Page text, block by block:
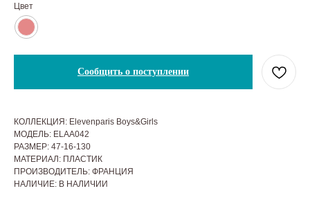
Цвет
Сообщить о поступлении
КОЛЛЕКЦИЯ: Elevenparis Boys&Girls
МОДЕЛЬ: ELAA042
РАЗМЕР: 47-16-130
МАТЕРИАЛ: ПЛАСТИК
ПРОИЗВОДИТЕЛЬ: ФРАНЦИЯ
НАЛИЧИЕ: В НАЛИЧИИ